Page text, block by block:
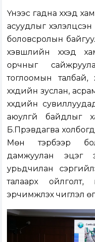
Үүнээс гадна хүүхэд
асуудлыг хэлэлцсэн
боловсролын
хэвшлийн хүүхэд
орчныг
тоглоомын талбай,
хүүхдийн зуслан,
хүүхдийн
аюулгүй байдлыг
Б.Пүрэвдагва
Мөн тэрбээр
дамжуулан эцэг
урьдчилан
талаарх ойлголт,
эрчимжүүлэх чиглэл